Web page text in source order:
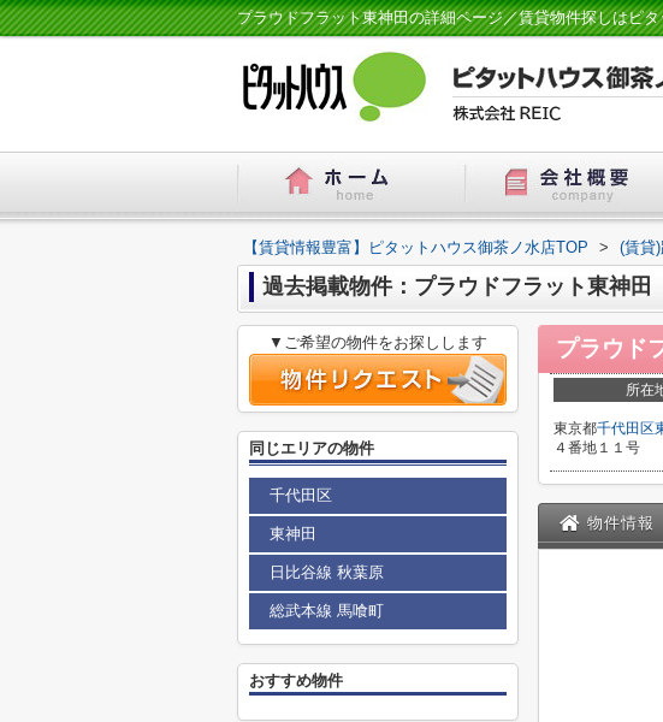
プラウドフラット東神田の詳細ページ／賃貸物件探しはピ
【賃貸情報豊富】ピタットハウス御茶ノ水店TOP > (賃貸
過去掲載物件：プラウドフラット東神田
プラウド
所在
東京都千代田区
４番地１１号
物件情報
▼ご希望の物件をお探しします
同じエリアの物件
千代田区
東神田
日比谷線 秋葉原
総武本線 馬喰町
おすすめ物件